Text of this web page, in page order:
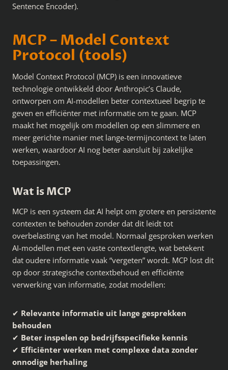
Sentence Encoder).
MCP – Model Context
Protocol (tools)
Model Context Protocol (MCP) is een innovatieve
technologie ontwikkeld door Anthropic’s Claude,
ontworpen om AI-modellen beter contextueel begrip te
geven en efficiënter met informatie om te gaan. MCP
maakt het mogelijk om modellen op een slimmere en
meer gerichte manier met lange-termijncontext te laten
werken, waardoor AI nog beter aansluit bij zakelijke
toepassingen.
Wat is MCP
MCP is een systeem dat AI helpt om grotere en persistente
contexten te behouden zonder dat dit leidt tot
overbelasting van het model. Normaal gesproken werken
AI-modellen met een vaste contextlengte, wat betekent
dat oudere informatie vaak “vergeten” wordt. MCP lost dit
op door strategische contextbehoud en efficiënte
verwerking van informatie, zodat modellen:
✔ Relevante informatie uit lange gesprekken
behouden
✔ Beter inspelen op bedrijfsspecifieke kennis
✔ Efficiënter werken met complexe data zonder
onnodige herhaling